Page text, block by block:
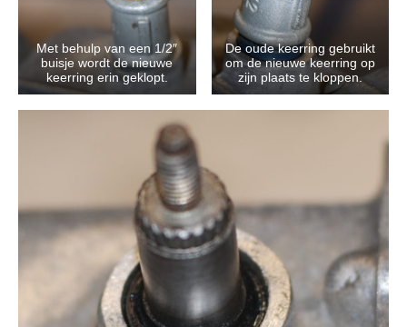
Met behulp van een 1/2″
buisje wordt de nieuwe
keerring erin geklopt.
De oude keerring gebruikt
om de nieuwe keerring op
zijn plaats te kloppen.